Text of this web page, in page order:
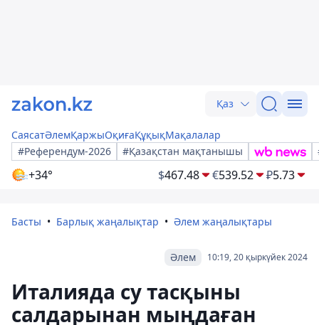
Қаз
СаясатӘлемҚаржыОқиғаҚұқықМақалалар
#Референдум-2026
#Қазақстан мақтанышы
+34° $467.48 €539.52 ₽5.73
Басты Барлық жаңалықтар Әлем жаңалықтары
10:19, 20 қыркүйек 2024
Әлем
Италияда су тасқыны
салдарынан мыңдаған